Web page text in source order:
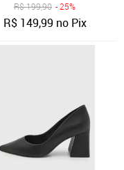
R$199,90 - 25%
R$ 149,99 no Pix